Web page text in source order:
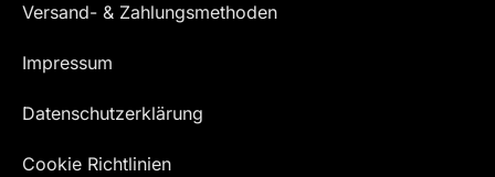
Versand- & Zahlungsmethoden
Impressum
Datenschutzerklärung
Cookie Richtlinien